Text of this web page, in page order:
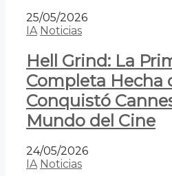
25/05/2026
IA Noticias
Hell Grind: La
Completa Hecha
Conquistó
Mundo del Cine
24/05/2026
IA Noticias